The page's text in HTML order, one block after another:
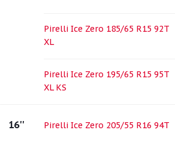
Pirelli Ice Zero 185/65 R15 92T
XL
Pirelli Ice Zero 195/65 R15 95T
XL KS
16'' Pirelli Ice Zero 205/55 R16 94T